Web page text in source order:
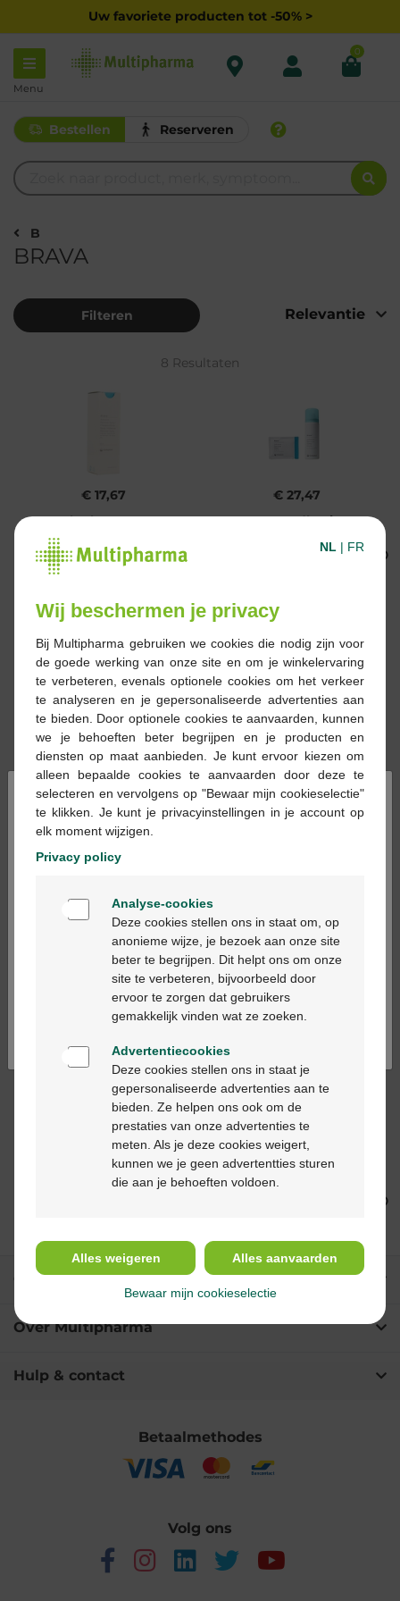
Uw favoriete producten tot -50% >
Menu
0
Bestellen Reserveren
B
BRAVA
Filteren
8 Resultaten
€ 17,67
Coloplast Brava
Adhesive Remover
spray 50ml (12010)
€ 27,47
Brava Adhesive
Remover Wipes 30st
€ 20,33
Coloplast Brava Skin
Barrier spray 50ml
(12020)
€ 13,44
Brava pasta kneedbare
ringen 48mm/2mm
10st
€ 28,82
Brava elastic tape
original 20st
€ 18,22
Brava pasta tube 60g
12050
€ 33,59
Brava elastic tape xl 20
12076
€ 20,33
Brava skin barrier
creme 60ml 12000
Onze diensten
Over Multipharma
Hulp & contact
Betaalmethodes
Volg ons
×
Bienvenue
Ga verder in het nederlands
Continuez en français
NL | FR
Wij beschermen je privacy
Bij Multipharma gebruiken we cookies die nodig zijn voor
de goede werking van onze site en om je winkelervaring
te verbeteren, evenals optionele cookies om het verkeer
te analyseren en je gepersonaliseerde advertenties aan
te bieden. Door optionele cookies te aanvaarden, kunnen
we je behoeften beter begrijpen en je producten en
diensten op maat aanbieden. Je kunt ervoor kiezen om
alleen bepaalde cookies te aanvaarden door deze te
selecteren en vervolgens op "Bewaar mijn cookieselectie"
te klikken. Je kunt je privacyinstellingen in je account op
elk moment wijzigen.
Privacy policy
Analyse-cookies
Deze cookies stellen ons in staat om, op
anonieme wijze, je bezoek aan onze site
beter te begrijpen. Dit helpt ons om onze
site te verbeteren, bijvoorbeeld door
ervoor te zorgen dat gebruikers
gemakkelijk vinden wat ze zoeken.
Advertentiecookies
Deze cookies stellen ons in staat je
gepersonaliseerde advertenties aan te
bieden. Ze helpen ons ook om de
prestaties van onze advertenties te
meten. Als je deze cookies weigert,
kunnen we je geen advertentties sturen
die aan je behoeften voldoen.
Alles weigeren Alles aanvaarden
Bewaar mijn cookieselectie